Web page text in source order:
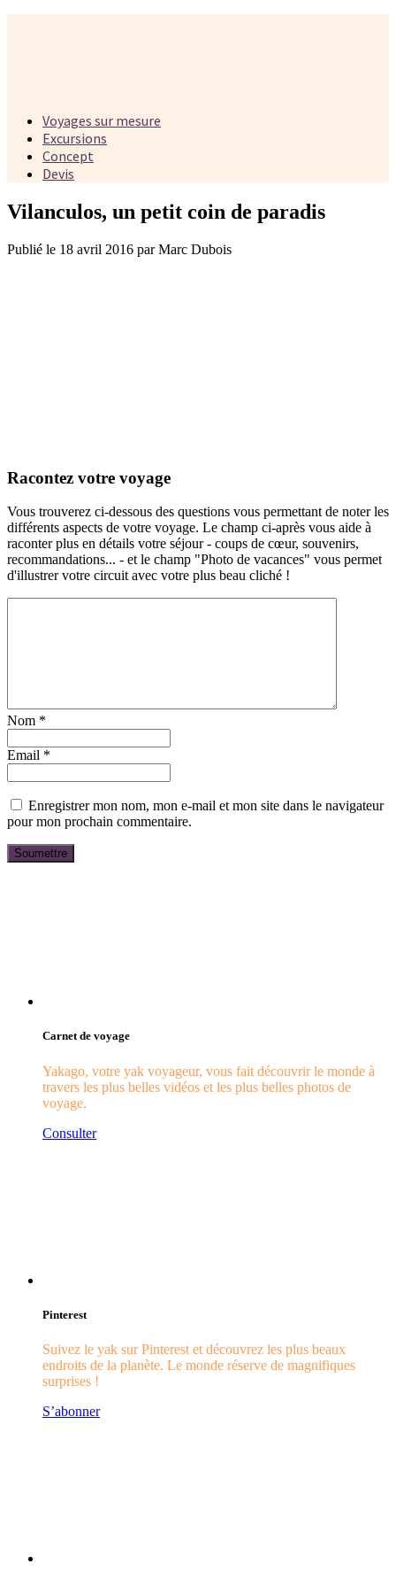
Voyages sur mesure
Excursions
Concept
Devis
Vilanculos, un petit coin de paradis
Publié le 18 avril 2016 par Marc Dubois
Racontez votre voyage
Vous trouverez ci-dessous des questions vous permettant de noter les
différents aspects de votre voyage. Le champ ci-après vous aide à
raconter plus en détails votre séjour - coups de cœur, souvenirs,
recommandations... - et le champ "Photo de vacances" vous permet
d'illustrer votre circuit avec votre plus beau cliché !
Nom *
Email *
Enregistrer mon nom, mon e-mail et mon site dans le navigateur
pour mon prochain commentaire.
Carnet de voyage
Yakago, votre yak voyageur, vous fait découvrir le monde à
travers les plus belles vidéos et les plus belles photos de
voyage.
Consulter
Pinterest
Suivez le yak sur Pinterest et découvrez les plus beaux
endroits de la planète. Le monde réserve de magnifiques
surprises !
S’abonner